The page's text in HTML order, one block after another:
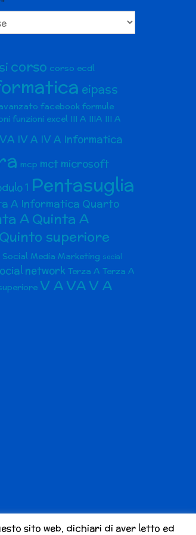
corso corso ecdl
eipass
facebook formule
funzioni excel III A IIIA III A
IV A IV A Informatica
mcp mct microsoft
1 Pentasuglia
A Informatica Quarto
AQuinta A
Quinto superiore
Social Media Marketing social
network Terza A Terza A
V AVAV A
sito web, dichiari di aver letto ed